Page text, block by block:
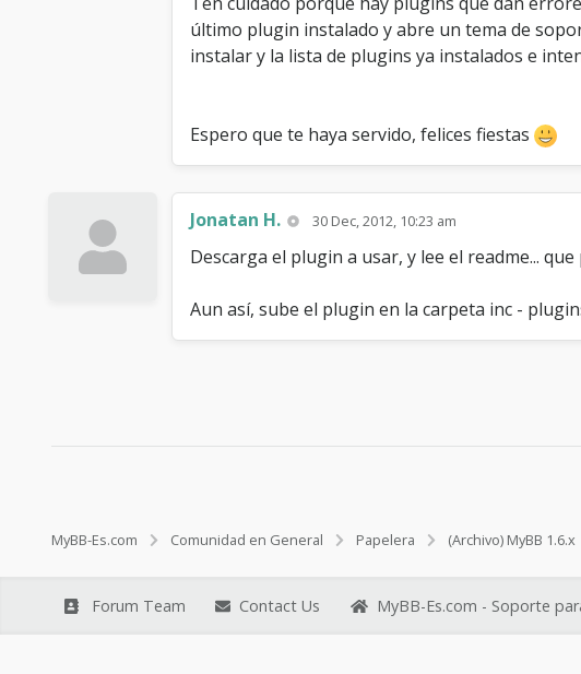
último plugin instalado y abre un tema de
instalar y la lista de plugins ya instalados e
Espero que te haya servido, felices fiestas
Jonatan H. 30 Dec, 2012, 10:23 am
Descarga el plugin a usar, y lee el readme...
Aun así, sube el plugin en la carpeta inc -
MyBB-Es.com Comunidad en General Papelera (Archivo) MyBB 1.6.x
Forum Team Contact Us MyBB-Es.com - Soporte